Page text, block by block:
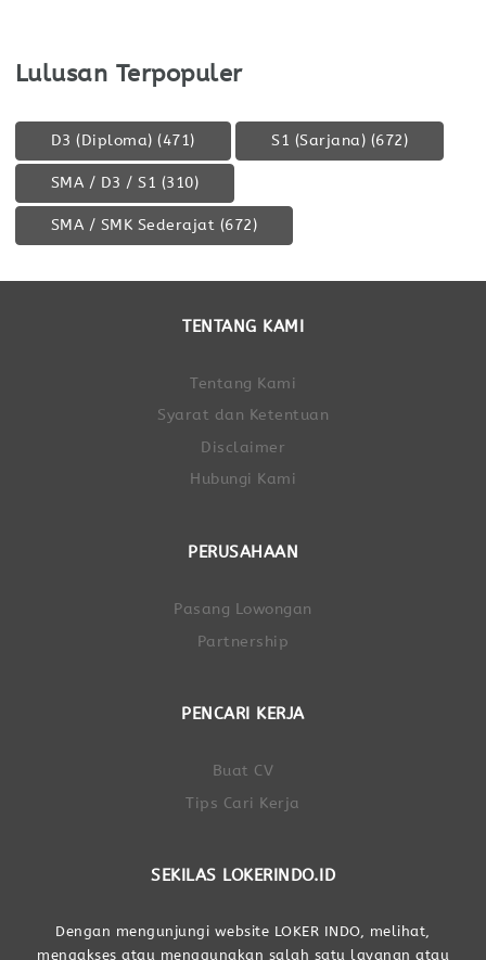
Lulusan Terpopuler
D3 (Diploma) (471) S1 (Sarjana) (672)
SMA / D3 / S1 (310)
SMA / SMK Sederajat (672)
TENTANG KAMI
Tentang Kami
Syarat dan Ketentuan
Disclaimer
Hubungi Kami
PERUSAHAAN
Pasang Lowongan
Partnership
PENCARI KERJA
Buat CV
Tips Cari Kerja
SEKILAS LOKERINDO.ID
Dengan mengunjungi website LOKER INDO, melihat,
mengakses atau menggunakan salah satu layanan atau